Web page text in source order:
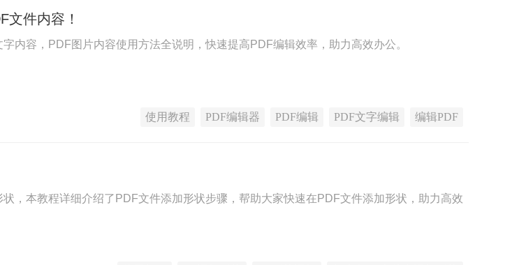
文件内容！
内容，PDF图片内容使用方法全说明，快速提高PDF编辑效率，助力高效办公。
使用教程 PDF编辑器 PDF编辑 PDF文字编辑 编辑PDF
，本教程详细介绍了PDF文件添加形状步骤，帮助大家快速在PDF文件添加形状，助力高效